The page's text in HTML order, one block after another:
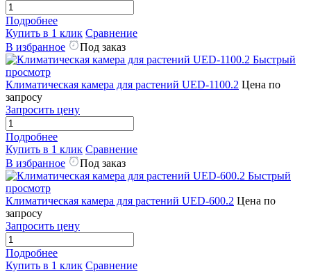
Подробнее
Купить в 1 клик Сравнение
В избранное
Под заказ
Быстрый
просмотр
Климатическая камера для растений UED-1100.2 Цена по
запросу
Запросить цену
Подробнее
Купить в 1 клик Сравнение
В избранное
Под заказ
Быстрый
просмотр
Климатическая камера для растений UED-600.2 Цена по
запросу
Запросить цену
Подробнее
Купить в 1 клик Сравнение